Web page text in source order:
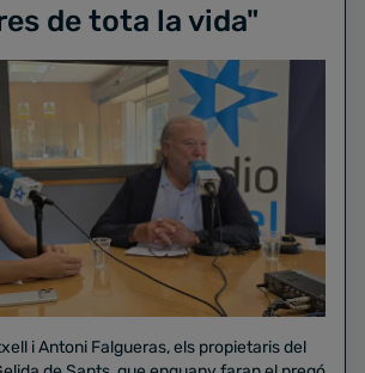
de tota la vida"
i Antoni Falgueras, els propietaris del